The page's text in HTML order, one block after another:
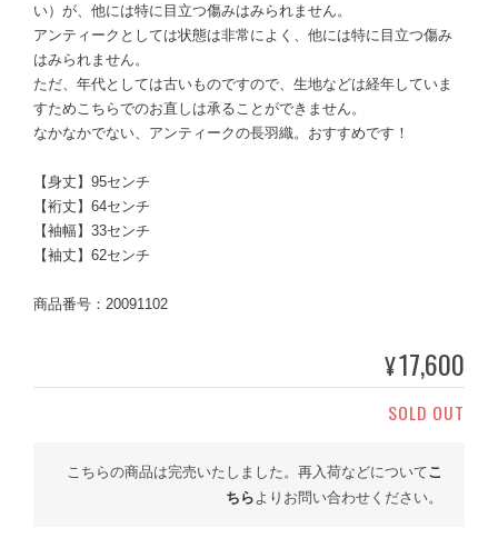
い）が、他には特に目立つ傷みはみられません。
アンティークとしては状態は非常によく、他には特に目立つ傷み
はみられません。
ただ、年代としては古いものですので、生地などは経年していま
すためこちらでのお直しは承ることができません。
なかなかでない、アンティークの長羽織。おすすめです！
【身丈】95センチ
【裄丈】64センチ
【袖幅】33センチ
【袖丈】62センチ
商品番号：20091102
¥17,600
SOLD OUT
こちらの商品は完売いたしました。再入荷などについてこ
ちらよりお問い合わせください。